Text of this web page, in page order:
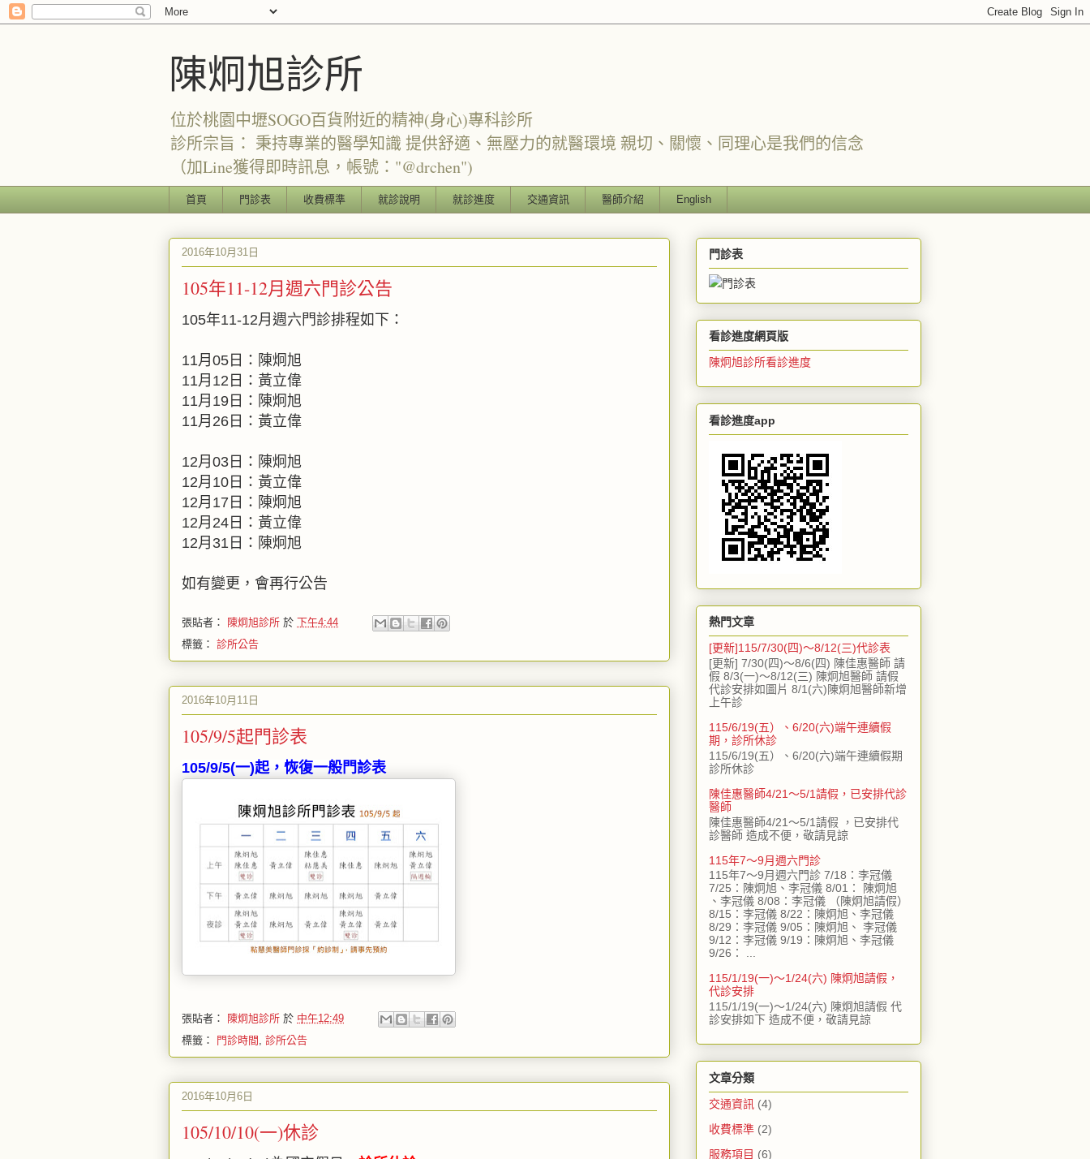
陳炯旭診所
位於桃園中壢SOGO百貨附近的精神(身心)專科診所
診所宗旨： 秉持專業的醫學知識 提供舒適、無壓力的就醫環境 親切、關懷、同理心是我們的信念
（加Line獲得即時訊息，帳號："@drchen")
首頁 門診表 收費標準 就診說明 就診進度 交通資訊 醫師介紹 English
2016年10月31日
105年11-12月週六門診公告
105年11-12月週六門診排程如下：
11月05日：陳炯旭
11月12日：黃立偉
11月19日：陳炯旭
11月26日：黃立偉
12月03日：陳炯旭
12月10日：黃立偉
12月17日：陳炯旭
12月24日：黃立偉
12月31日：陳炯旭
如有變更，會再行公告
張貼者： 陳炯旭診所 於 下午4:44
標籤： 診所公告
2016年10月11日
105/9/5起門診表
105/9/5(一)起，恢復一般門診表
張貼者： 陳炯旭診所 於 中午12:49
標籤： 門診時間 診所公告
2016年10月6日
105/10/10(一)休診
門診表
看診進度網頁版
陳炯旭診所看診進度
看診進度app
熱門文章
[更新]115/7/30(四)～8/12(三)代診表
[更新] 7/30(四)～8/6(四) 陳佳惠醫師 請
假 8/3(一)～8/12(三) 陳炯旭醫師 請假
代診安排如圖片 8/1(六)陳炯旭醫師新增
上午診
115/6/19(五）、6/20(六)端午連續假
期，診所休診
115/6/19(五）、6/20(六)端午連續假期
診所休診
陳佳惠醫師4/21～5/1請假，已安排代診
醫師
陳佳惠醫師4/21～5/1請假 ，已安排代
診醫師 造成不便，敬請見諒
115年7～9月週六門診
115年7～9月週六門診 7/18：李冠儀
7/25：陳炯旭、李冠儀 8/01： 陳炯旭
、李冠儀 8/08：李冠儀 （陳炯旭請假）
8/15：李冠儀 8/22：陳炯旭、李冠儀
8/29：李冠儀 9/05：陳炯旭、 李冠儀
9/12：李冠儀 9/19：陳炯旭、李冠儀
9/26： ...
115/1/19(一)～1/24(六) 陳炯旭請假，
代診安排
115/1/19(一)～1/24(六) 陳炯旭請假 代
診安排如下 造成不便，敬請見諒
文章分類
交通資訊 (4)
收費標準 (2)
服務項目 (6)